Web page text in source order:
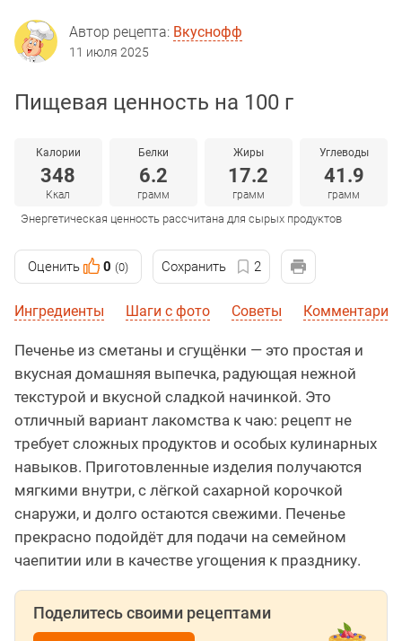
Автор рецепта: Вкуснофф
11 июля 2025
Пищевая ценность на 100 г
Калории
348
Ккал
Белки
6.2
грамм
Жиры
17.2
грамм
Углеводы
41.9
грамм
Энергетическая ценность рассчитана для сырых продуктов
Оценить 0 (0) Сохранить 2
Ингредиенты Шаги с фото Советы Комментарии
Печенье из сметаны и сгущёнки — это простая и
вкусная домашняя выпечка, радующая нежной
текстурой и вкусной сладкой начинкой. Это
отличный вариант лакомства к чаю: рецепт не
требует сложных продуктов и особых кулинарных
навыков. Приготовленные изделия получаются
мягкими внутри, с лёгкой сахарной корочкой
снаружи, и долго остаются свежими. Печенье
прекрасно подойдёт для подачи на семейном
чаепитии или в качестве угощения к празднику.
Поделитесь своими рецептами